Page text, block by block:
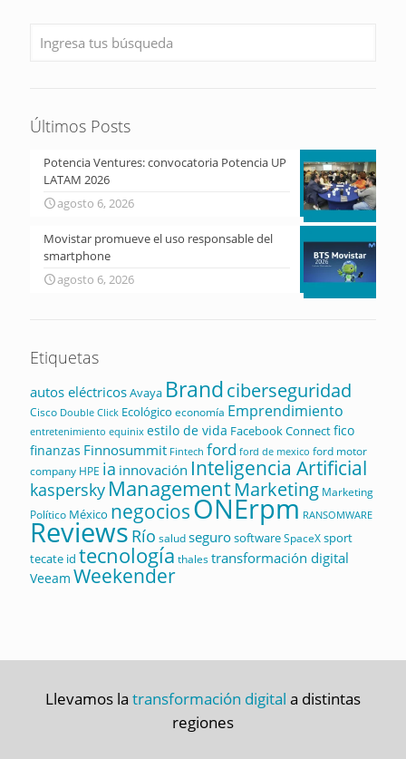
Últimos Posts
Potencia Ventures: convocatoria Potencia UP
LATAM 2026
agosto 6, 2026
Movistar promueve el uso responsable del
smartphone
agosto 6, 2026
Etiquetas
autos eléctricosAvaya Brandciberseguridad
Cisco Double Click Ecológico economía Emprendimiento
entretenimiento equinix estilo de vida Facebook Connectfico
finanzas Finnosummit Fintech ford ford de mexico ford motor
company HPE ia innovación Inteligencia Artificial
kaspersky ManagementMarketing Marketing
Político México negociosONErpm RANSOMWARE
Reviews Río saludsegurosoftwareSpaceXsport
tecate id tecnología thalestransformación digital
Veeam Weekender
Llevamos la transformación digital a distintas
regiones